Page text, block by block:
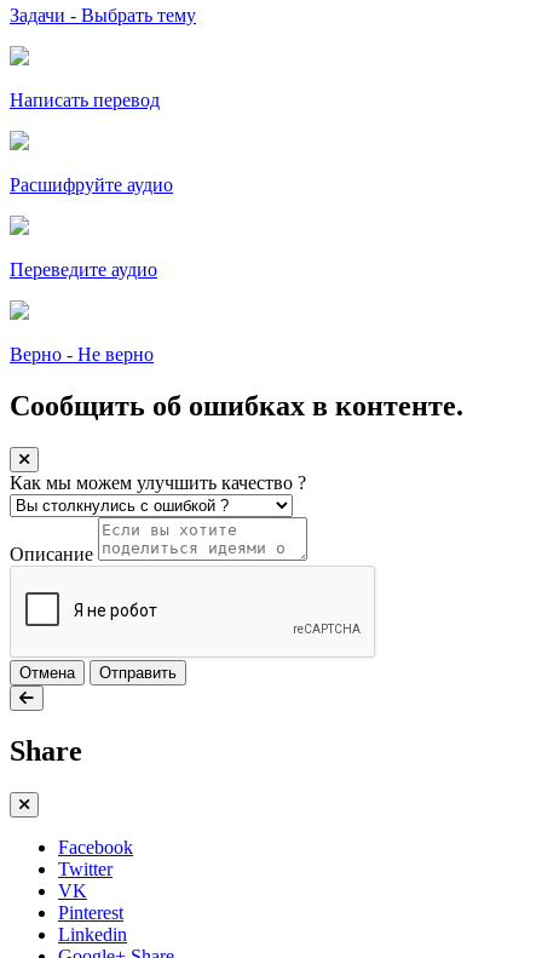
Задачи - Выбрать тему
Написать перевод
Расшифруйте аудио
Переведите аудио
Верно - Не верно
Сообщить об ошибках в контенте.
Как мы можем улучшить качество ?
Описание
Отмена Отправить
Share
Facebook
Twitter
VK
Pinterest
Linkedin